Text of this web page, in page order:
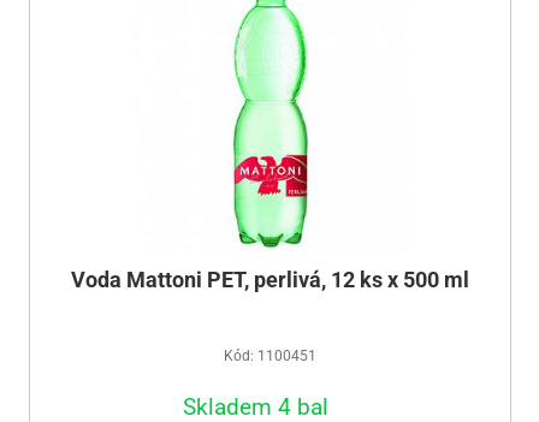
Voda Mattoni PET, perlivá, 12 ks x 500 ml
Kód: 1100451
Skladem 4 bal